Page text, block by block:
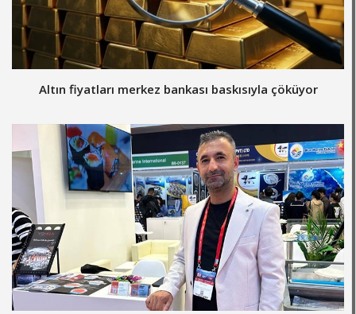
Altın fiyatları merkez bankası baskısıyla çöküyor